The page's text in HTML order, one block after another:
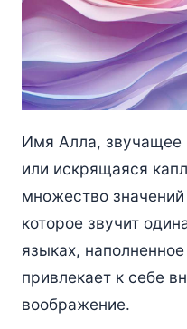
Имя Алла, звучащее
или искрящаяся
множество
которое звучит
языках,
привлекает к себе
воображение.